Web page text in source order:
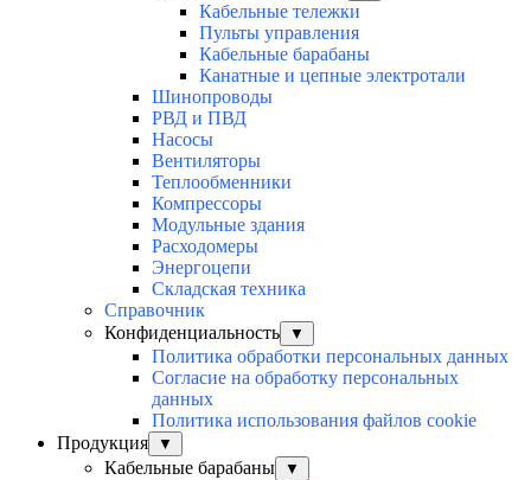
Кабельные тележки
Пульты управления
Кабельные барабаны
Канатные и цепные электротали
Шинопроводы
РВД и ПВД
Насосы
Вентиляторы
Теплообменники
Компрессоры
Модульные здания
Расходомеры
Энергоцепи
Складская техника
Справочник
Конфиденциальность
▼
Политика обработки персональных данных
Согласие на обработку персональных
данных
Политика использования файлов cookie
Продукция
▼
Кабельные барабаны ▼